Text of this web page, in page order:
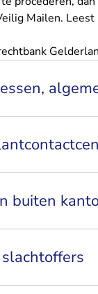
Mailen. Leest
buiten